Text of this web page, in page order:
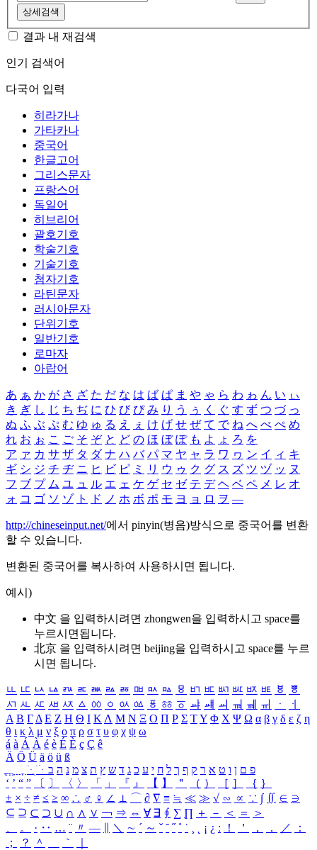
상세검색
결과 내 재검색
인기 검색어
다국어 입력
히라가나
가타카나
중국어
한글고어
그리스문자
프랑스어
독일어
히브리어
괄호기호
학술기호
기술기호
첨자기호
라틴문자
러시아문자
단위기호
일반기호
로마자
아랍어
あ ぁ か が さ ざ た だ な は ば ぱ ま や ゃ ら わ ゎ ん い ぃ
き ぎ し じ ち ぢ に ひ び ぴ み り う ぅ く ぐ す ず つ づ っ
ぬ ふ ぶ ぷ む ゆ ゅ る え ぇ け げ せ ぜ て で ね へ べ ぺ め
れ お ぉ こ ご そ ぞ と ど の ほ ぼ ぽ も よ ょ ろ を
ア ァ カ サ ザ タ ダ ナ ハ バ パ マ ヤ ャ ラ ワ ヮ ン イ ィ キ
ギ シ ジ チ ヂ ニ ヒ ビ ピ ミ リ ウ ゥ ク グ ス ズ ツ ヅ ッ ヌ
フ ブ プ ム ユ ュ ル エ ェ ケ ゲ セ ゼ テ デ ヘ ベ ペ メ レ オ
ォ コ ゴ ソ ゾ ト ド ノ ホ ボ ポ モ ヨ ョ ロ ヲ ―
http://chineseinput.net/에서 pinyin(병음)방식으로 중국어를 변환
할 수 있습니다.
변환된 중국어를 복사하여 사용하시면 됩니다.
예시)
中文 을 입력하시려면 zhongwen을 입력하시고 space를
누르시면됩니다.
北京 을 입력하시려면 beijing을 입력하시고 space를 누르
시면 됩니다.
ㅥ ㅦ ㅧ ㅨ ㅩ ㅪ ㅫ ㅬ ㅭ ㅮ ㅯ ㅰ ㅱ ㅲ ㅳ ㅴ ㅵ ㅶ ㅷ ㅸ
ㅹ
ㅺ ㅻ ㅼ ㅽ ㅾ ㅿ ㆀ ㆁ ㆂ ㆃ ㆄ ㆅ ㆆ ㆇ ㆈ ㆉ ㆊ ㆋ ㆌ ㆍ
ㆎ
Α Β ΓΔ Ε Ζ Η Θ Ι ΚΛ Μ Ν Ξ Ο Π Ρ Σ ΤΥ Φ Χ Ψ Ω α β γ δ ε ζ η
θ ι κ λ μ ν ξ ο π ρ σ τ υ φ χ ψ ω
á à Á À é è É È ç Ç ê
Ä Ö Ü ä ö ü ß
ִֶֹ ֻּ ׁׂ פ ם ן ו ט א ר ק ף ך ל ח י ע כ ג ד ש ץ ת צ מ נ ה ב
‘ ’ “ ” 〔 〕 〈 〉 「 」 『 』 【 】 ＂ （ ） ［ ］ ｛ ｝
± × ÷ ≠ ≤ ≥ ∞ ∴ ♂ ♀ ∠ ⊥ ⌒ ∂ ∇ ≡ ≒ ≪ ≫ √ ∽ ∝ ∵ ∫ ∬ ∈ ∋
⊆ ⊇ ⊂ ⊃ ∪ ∩ ∧ ∨ ￢ ⇒ ⇔ ∀ ∃ ∮ ∑ ∏ ＋ － ＜ ＝
＞
、
。 · ‥ … ¨ 〃 ― ＼ ∼ ´ ～ ˇ ˘ ˝ ˚ ˙ ¸ ¡ ¿ ː ！ ＇ ， ． ／
：
；
？ ＾ ｀